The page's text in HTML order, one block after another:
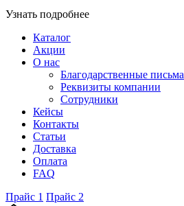
Узнать подробнее
Каталог
Акции
О нас
Благодарственные письма
Реквизиты компании
Сотрудники
Кейсы
Контакты
Статьи
Доставка
Оплата
FAQ
Прайс 1 Прайс 2